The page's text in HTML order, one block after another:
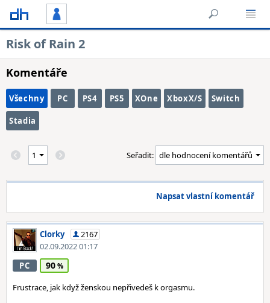
Risk of Rain 2
Komentáře
Všechny PC PS4 PS5 XOne XboxX/S Switch
Stadia
Seřadit:
Napsat vlastní komentář
Clorky
2167
02.09.2022 01:17
PC
90
Frustrace, jak když ženskou nepřivedeš k orgasmu.